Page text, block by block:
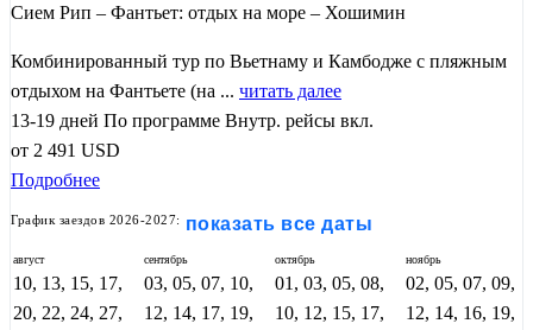
Сием Рип – Фантьет: отдых на море – Хошимин
Комбинированный тур по Вьетнаму и Камбодже с пляжным
отдыхом на Фантьете (на ... читать далее
13-19 дней По программе Внутр. рейсы вкл.
от 2 491 USD
Подробнее
График заездов 2026-2027: показать все даты
август
10, 13, 15, 17,
20, 22, 24, 27,
сентябрь
03, 05, 07, 10,
12, 14, 17, 19,
октябрь
01, 03, 05, 08,
10, 12, 15, 17,
ноябрь
02, 05, 07, 09,
12, 14, 16, 19,